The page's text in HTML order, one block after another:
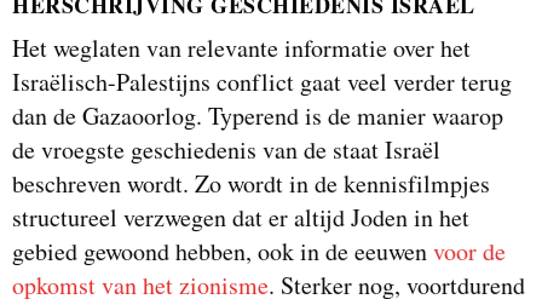
Het weglaten van relevante informatie over het
Israëlisch-Palestijns conflict gaat veel verder terug
dan de Gazaoorlog. Typerend is de manier waarop
de vroegste geschiedenis van de staat Israël
beschreven wordt. Zo wordt in de kennisfilmpjes
structureel verzwegen dat er altijd Joden in het
gebied gewoond hebben, ook in de eeuwenvoor de
opkomst van het zionisme. Sterker nog, voortdurend